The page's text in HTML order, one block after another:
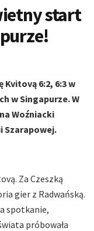
start
6:2, 6:3 w
w Singapurze. W
Woźniacki
Szarapowej.
Za Czeszką
gier z Radwańską.
spotkanie,
próbowała